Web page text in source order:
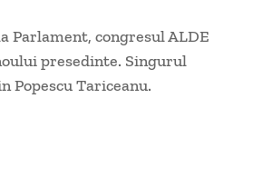
Parlament, congresul ALDE
presedinte. Singurul
Popescu Tariceanu.